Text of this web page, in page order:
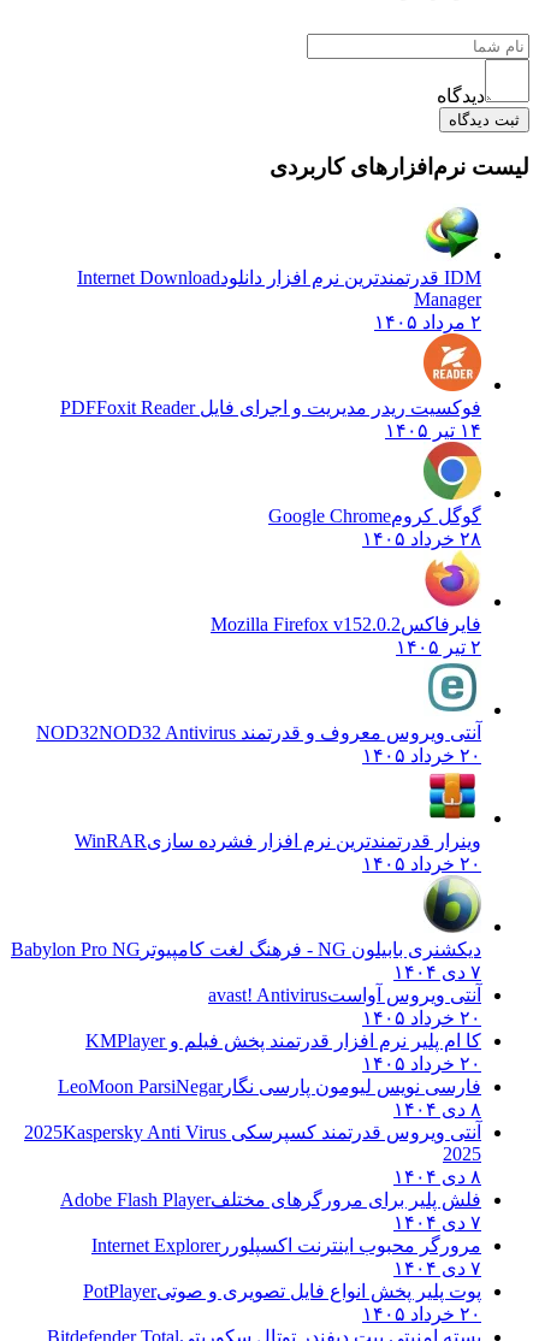
دیدگاه
ثبت دیدگاه
لیست نرم‌افزارهای کاربردی
IDM قدرتمندترین نرم افزار دانلود
Internet Download
Manager
۲ مرداد ۱۴۰۵
فوکسیت ریدر مدیریت و اجرای فایل PDFFoxit Reader
۱۴ تیر ۱۴۰۵
گوگل کرومGoogle Chrome
۲۸ خرداد ۱۴۰۵
فایرفاکسMozilla Firefox v152.0.2
۲ تیر ۱۴۰۵
آنتی ویروس معروف و قدرتمند NOD32 NOD32 Antivirus
۲۰ خرداد ۱۴۰۵
وینرار قدرتمندترین نرم افزار فشرده سازیWinRAR
۲۰ خرداد ۱۴۰۵
دیکشنری بابیلون NG - فرهنگ لغت کامپیوتر
Babylon Pro NG
۷ دی ۱۴۰۴
آنتی ویروس آواستavast! Antivirus
۲۰ خرداد ۱۴۰۵
کا ام پلیر نرم افزار قدرتمند پخش فیلم وKMPlayer
۲۰ خرداد ۱۴۰۵
فارسی نویس لیومون پارسی نگارLeoMoon ParsiNegar
۸ دی ۱۴۰۴
آنتی ویروس قدرتمند کسپرسکی 2025 Kaspersky Anti Virus
2025
۸ دی ۱۴۰۴
فلش پلیر برای مرورگرهای مختلفAdobe Flash Player
۷ دی ۱۴۰۴
مرورگر محبوب اینترنت اکسپلوررInternet Explorer
۷ دی ۱۴۰۴
پوت پلیر پخش انواع فایل تصویری و صوتیPotPlayer
۲۰ خرداد ۱۴۰۵
بسته امنیتی بیت دیفندر توتال سکوریتیBitdefender Total